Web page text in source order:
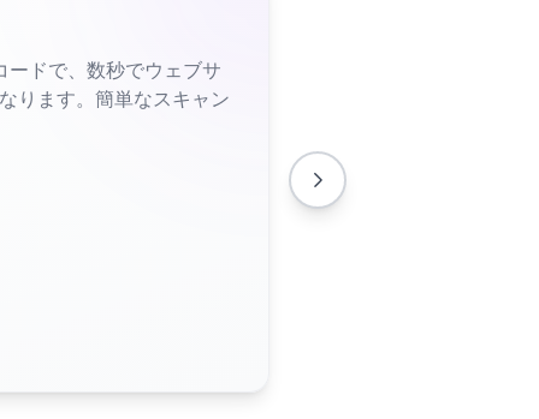
ドで、数秒でウェブサ
ります。簡単なスキャン